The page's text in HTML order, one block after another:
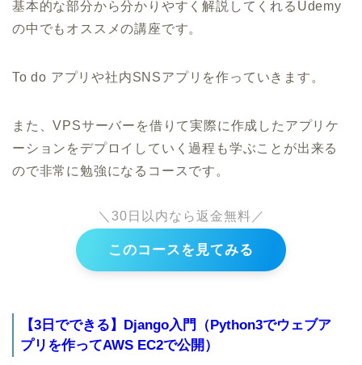
基本的な部分から分かりやすく解説してくれるUdemy
の中でもオススメの講座です。
To do アプリや社内SNSアプリを作っていきます。
また、VPSサーバーを借りて実際に作成したアプリケ
ーションをデプロイしていく過程も学ぶことが出来る
ので非常に勉強になるコースです。
＼30日以内なら返金無料／
このコースを見てみる
【3日でできる】Django入門（Python3でウェブア
プリを作ってAWS EC2で公開）